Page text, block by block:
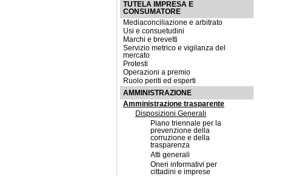
TUTELA IMPRESA E
CONSUMATORE
Mediaconciliazione e arbitrato
Usi e consuetudini
Marchi e brevetti
Servizio metrico e vigilanza del
mercato
Protesti
Operazioni a premio
Ruolo periti ed esperti
AMMINISTRAZIONE
Amministrazione trasparente
Disposizioni Generali
Piano triennale per la
prevenzione della
corruzione e della
trasparenza
Atti generali
Oneri informativi per
cittadini e imprese